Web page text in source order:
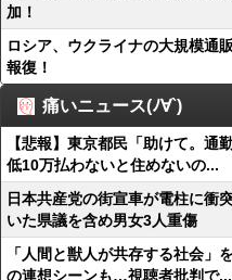
加！
ロシア、ウクライナの大規模通
報復！
痛いニュース(ﾉ∀`)
【悲報】東京都民「助けて。通
低10万払わないと住めないの...
日本共産党の街宣車が電柱に衝
いた県議を含め男女3人重傷
「人間と獣人が共存する社会」
の連想シーンも…視聴者批判で...